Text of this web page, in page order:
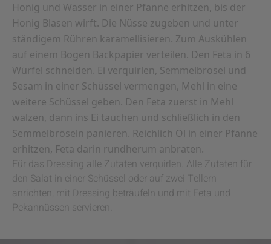
Honig und Wasser in einer Pfanne erhitzen, bis der
Honig Blasen wirft. Die Nüsse zugeben und unter
ständigem Rühren karamellisieren. Zum Auskühlen
auf einem Bogen Backpapier verteilen. Den Feta in 6
Würfel schneiden. Ei verquirlen, Semmelbrösel und
Sesam in einer Schüssel vermengen, Mehl in eine
weitere Schüssel geben. Den Feta zuerst in Mehl
wälzen, dann ins Ei tauchen und schließlich in den
Semmelbröseln panieren. Reichlich Öl in einer Pfanne
erhitzen, Feta darin rundherum anbraten.
Für das Dressing alle Zutaten verquirlen. Alle Zutaten für
den Salat in einer Schüssel oder auf zwei Tellern
anrichten, mit Dressing beträufeln und mit Feta und
Pekannüssen servieren.